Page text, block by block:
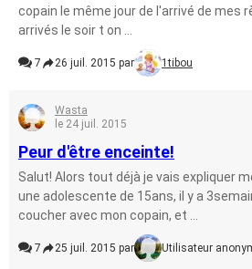
copain le même jour de l'arrivé de mes
arrivés le soir t on ...
7 26 juil. 2015 par 1tibou
Wasta
le 24 juil. 2015
Peur d'être enceinte!
Salut! Alors tout déjà je vais expliquer
une adolescente de 15ans, il y a
coucher avec mon copain, et ...
7 25 juil. 2015 par Utilisateur